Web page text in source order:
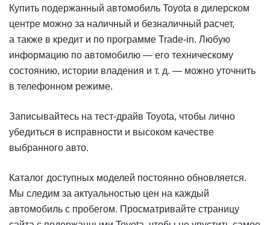
Купить подержанный автомобиль Toyota в дилерском
центре можно за наличный и безналичный расчет,
а также в кредит и по программе Trade-in. Любую
информацию по автомобилю — его техническому
состоянию, истории владения и т. д. — можно уточнить
в телефонном режиме.
Записывайтесь на тест-драйв Toyota, чтобы лично
убедиться в исправности и высоком качестве
выбранного авто.
Каталог доступных моделей постоянно обновляется.
Мы следим за актуальностью цен на каждый
автомобиль с пробегом. Просматривайте страницу